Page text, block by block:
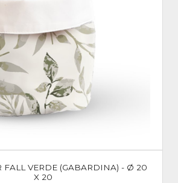
FALL VERDE (GABARDINA) - Ø 20
X 20